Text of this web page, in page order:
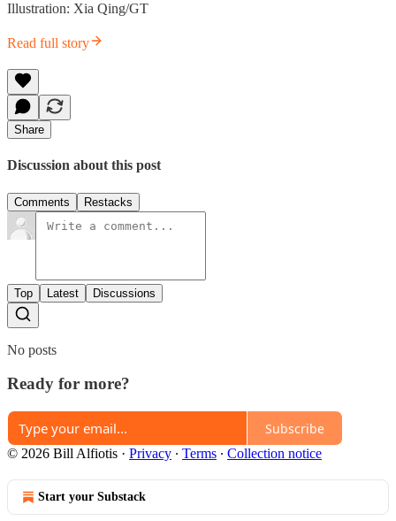
Illustration: Xia Qing/GT
Read full story
Share
Discussion about this post
Comments Restacks
Top Latest Discussions
No posts
Ready for more?
Subscribe
© 2026 Bill Alfiotis · Privacy ∙ Terms ∙ Collection notice
Start your Substack